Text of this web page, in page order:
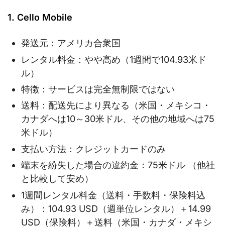
1. Cello Mobile
発送元：アメリカ合衆国
レンタル料金：やや高め（1週間で104.93米ド
ル）
特徴：サービスは完全無制限ではない
送料：配送先により異なる（米国・メキシコ・
カナダへは10～30米ドル、その他の地域へは75
米ドル）
支払い方法：クレジットカードのみ
端末を紛失した場合の違約金：75米ドル （他社
と比較して安め）
1週間レンタル料金（送料・手数料・保険料込
み）：104.93 USD（週単位レンタル）＋14.99
USD（保険料）＋送料（米国・カナダ・メキシ